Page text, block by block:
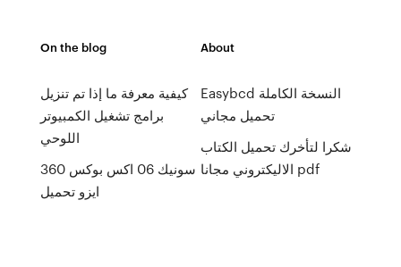
On the blog
كيفية معرفة ما إذا تم تنزيل
برامج تشغيل الكمبيوتر
اللوحي
سونيك 06 اكس بوكس ​​360
ايزو تحميل
About
Easybcd النسخة الكاملة
تحميل مجاني
شكرا لتأخرك تحميل الكتاب
الاليكتروني مجانا pdf